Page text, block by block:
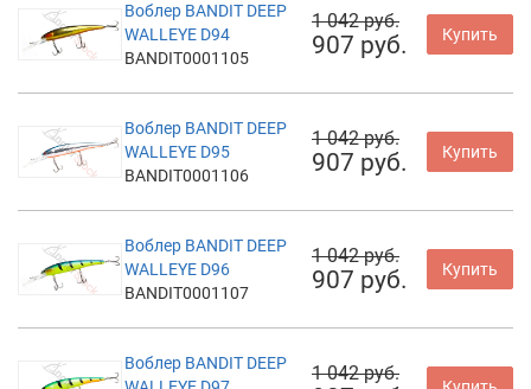
Воблер BANDIT DEEP
WALLEYE D94
BANDIT0001105
1 042 руб.
907 руб. Купить
Воблер BANDIT DEEP
WALLEYE D95
BANDIT0001106
1 042 руб.
907 руб. Купить
Воблер BANDIT DEEP
WALLEYE D96
BANDIT0001107
1 042 руб.
907 руб. Купить
Воблер BANDIT DEEP
1 042 руб.